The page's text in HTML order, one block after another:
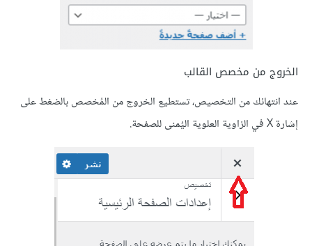
الخروج من مخصص القالب
عند انتهائك من التخصيص، تستطيع الخروج من المُخصص بالضغط على
إشارة X في الزاوية العلوية اليُمنى للصفحة.